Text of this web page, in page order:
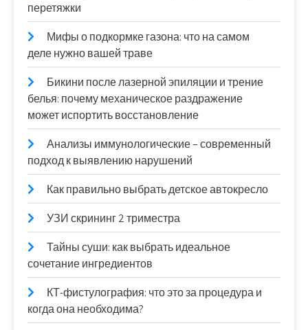
перетяжки
Мифы о подкормке газона: что на самом
деле нужно вашей траве
Бикини после лазерной эпиляции и трение
белья: почему механическое раздражение
может испортить восстановление
Анализы иммунологические – современный
подход к выявлению нарушений
Как правильно выбрать детское автокресло
УЗИ скрининг 2 триместра
Тайны суши: как выбрать идеальное
сочетание ингредиентов
КТ-фистулография: что это за процедура и
когда она необходима?